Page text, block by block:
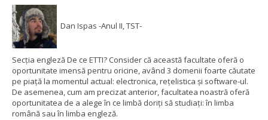
Dan Ispas -Anul II, TST-
Secția engleză De ce ETTI? Consider că această facultate oferă o
oportunitate imensă pentru oricine, având 3 domenii foarte căutate
pe piață la momentul actual: electronica, rețelistica și software-ul.
De asemenea, cum am precizat anterior, facultatea noastră oferă
oportunitatea de a alege în ce limbă doriți să studiați: în limba
română sau în limba engleză.